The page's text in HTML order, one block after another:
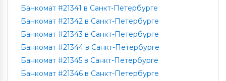
Банкомат #21341 в Санкт-Петербурге
Банкомат #21342 в Санкт-Петербурге
Банкомат #21343 в Санкт-Петербурге
Банкомат #21344 в Санкт-Петербурге
Банкомат #21345 в Санкт-Петербурге
Банкомат #21346 в Санкт-Петербурге